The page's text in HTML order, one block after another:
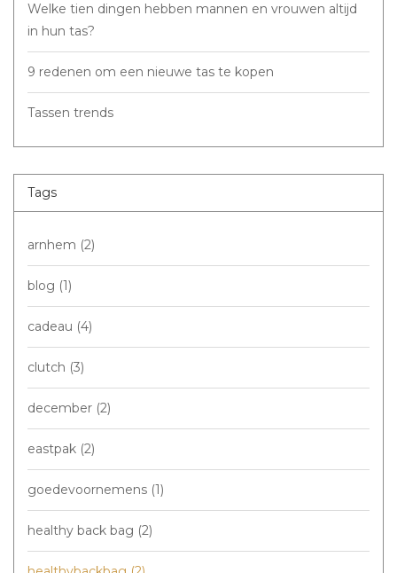
Welke tien dingen hebben mannen en vrouwen altijd
in hun tas?
9 redenen om een nieuwe tas te kopen
Tassen trends
Tags
arnhem (2)
blog (1)
cadeau (4)
clutch (3)
december (2)
eastpak (2)
goedevoornemens (1)
healthy back bag (2)